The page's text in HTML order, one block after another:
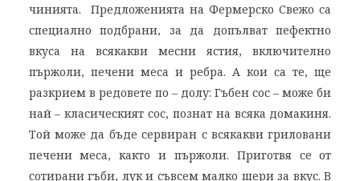
чинията. Предложенията на Фермерско Свежо са
специално подбрани, за да допълват пефектно
вкуса на всякакви месни ястия, включително
пържоли, печени меса и ребра. А кои са те, ще
разкрием в редовете по – долу: Гъбен сос – може би
най – класическият сос, познат на всяка домакиня.
Той може да бъде сервиран с всякакви гриловани
печени меса, както и пържоли. Приготвя се от
сотирани гъби, лук и съвсем малко шери за вкус. В